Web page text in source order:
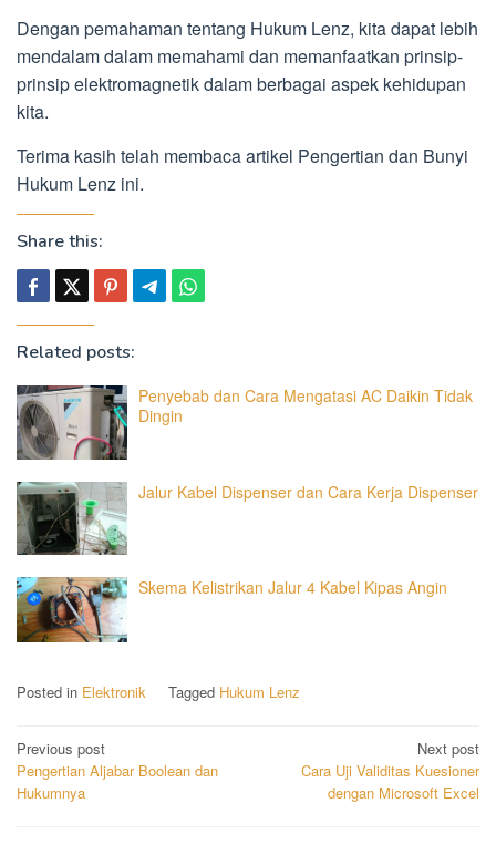
Dengan pemahaman tentang Hukum Lenz, kita dapat lebih
mendalam dalam memahami dan memanfaatkan prinsip-
prinsip elektromagnetik dalam berbagai aspek kehidupan
kita.
Terima kasih telah membaca artikel Pengertian dan Bunyi
Hukum Lenz ini.
Share this:
Related posts:
Penyebab dan Cara Mengatasi AC Daikin Tidak
Dingin
Jalur Kabel Dispenser dan Cara Kerja Dispenser
Skema Kelistrikan Jalur 4 Kabel Kipas Angin
Posted in Elektronik Tagged Hukum Lenz
Post
navigation
Previous post
Pengertian Aljabar Boolean dan
Hukumnya
Next post
Cara Uji Validitas Kuesioner
dengan Microsoft Excel